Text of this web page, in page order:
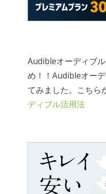
Audibleオーディブ
め！！Audibleオー
てみました。こちら
ディブル活用法